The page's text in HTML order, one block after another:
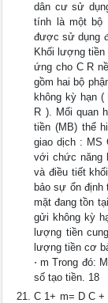
dân cư sử
tính là một bộ
được sử dụng
Khối lượng
ứng cho C R
gồm hai bộ
không kỳ hạn
R ). Mối quan
tiền (MB) thể
giao dịch : MS
với chức năng
và điều tiết
bảo sự ổn
mặt đang tồn
gửi không kỳ
lượng tiền
lượng tiền cơ
⋅ m Trong đó:
số tạo tiền. 18
C 1+ m= D C